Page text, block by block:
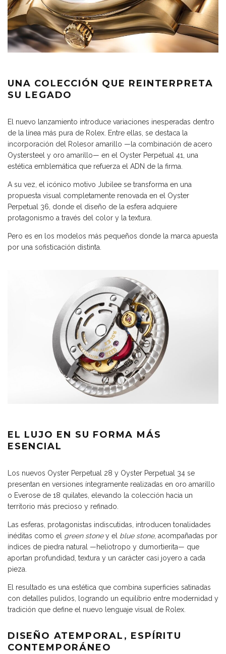
UNA COLECCIÓN QUE REINTERPRETA
SU LEGADO
El nuevo lanzamiento introduce variaciones inesperadas dentro
de la línea más pura de Rolex. Entre ellas, se destaca la
incorporación del Rolesor amarillo —la combinación de acero
Oystersteel y oro amarillo— en el Oyster Perpetual 41, una
estética emblemática que refuerza el ADN de la firma.
A su vez, el icónico motivo Jubilee se transforma en una
propuesta visual completamente renovada en el Oyster
Perpetual 36, donde el diseño de la esfera adquiere
protagonismo a través del color y la textura.
Pero es en los modelos más pequeños donde la marca apuesta
por una sofisticación distinta.
EL LUJO EN SU FORMA MÁS
ESENCIAL
Los nuevos Oyster Perpetual 28 y Oyster Perpetual 34 se
presentan en versiones íntegramente realizadas en oro amarillo
o Everose de 18 quilates, elevando la colección hacia un
territorio más precioso y refinado.
Las esferas, protagonistas indiscutidas, introducen tonalidades
inéditas como el green stoney el blue stone, acompañadas por
índices de piedra natural —heliotropo y dumortierita— que
aportan profundidad, textura y un carácter casi joyero a cada
pieza.
El resultado es una estética que combina superficies satinadas
con detalles pulidos, logrando un equilibrio entre modernidad y
tradición que define el nuevo lenguaje visual de Rolex.
DISEÑO ATEMPORAL, ESPÍRITU
CONTEMPORÁNEO